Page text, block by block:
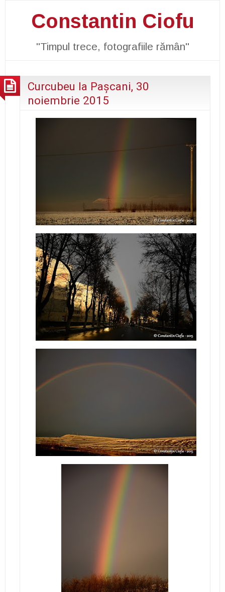
Constantin Ciofu
"Timpul trece, fotografiile rămân"
Curcubeu la Paşcani, 30
noiembrie 2015